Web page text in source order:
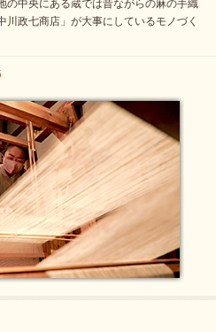
の中央にある蔵では昔ながらの麻の手織
川政七商店」が大事にしているモノづく